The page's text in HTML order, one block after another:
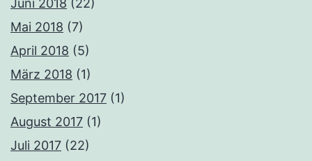
Juni 2018 (22)
Mai 2018 (7)
April 2018 (5)
März 2018 (1)
September 2017 (1)
August 2017 (1)
Juli 2017 (22)